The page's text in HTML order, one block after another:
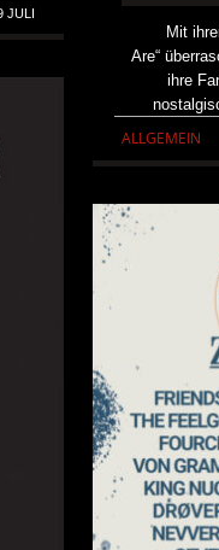
JULI
Mit
Are“
ihre
ALLGEMEIN